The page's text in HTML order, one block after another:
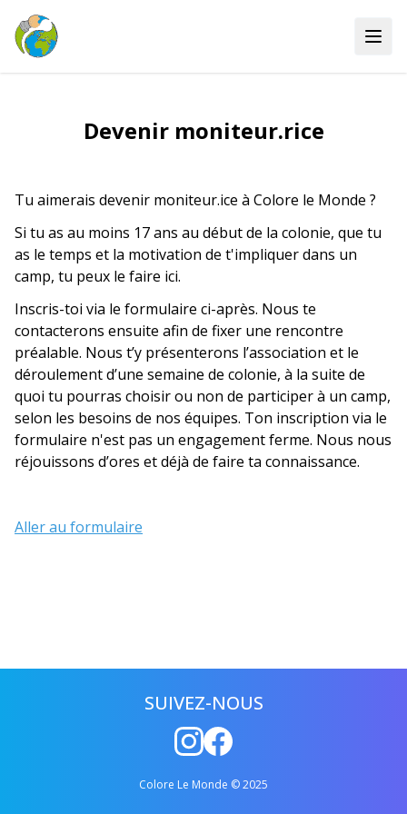
Devenir moniteur.rice
Tu aimerais devenir moniteur.ice à Colore le Monde ?
Si tu as au moins 17 ans au début de la colonie, que tu
as le temps et la motivation de t'impliquer dans un
camp, tu peux le faire ici.
Inscris-toi via le formulaire ci-après. Nous te
contacterons ensuite afin de fixer une rencontre
préalable. Nous t’y présenterons l’association et le
déroulement d’une semaine de colonie, à la suite de
quoi tu pourras choisir ou non de participer à un camp,
selon les besoins de nos équipes. Ton inscription via le
formulaire n'est pas un engagement ferme. Nous nous
réjouissons d’ores et déjà de faire ta connaissance.
Aller au formulaire
SUIVEZ-NOUS
Colore Le Monde © 2025